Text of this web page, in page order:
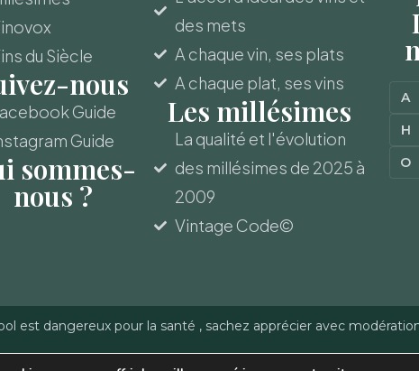
du Siècle
nous
Guide
Guide
sommes-
nous ?
des mets
A chaque vin, ses plats
A chaque plat, ses vins
Les millésimes
La qualité et l'évolution
des millésimes de 2025 à
2009
Vintage Code©
A
H
O
est dangereux pour la santé , sachez apprécier avec
Gerber - Reproduction Politique de confidentialité